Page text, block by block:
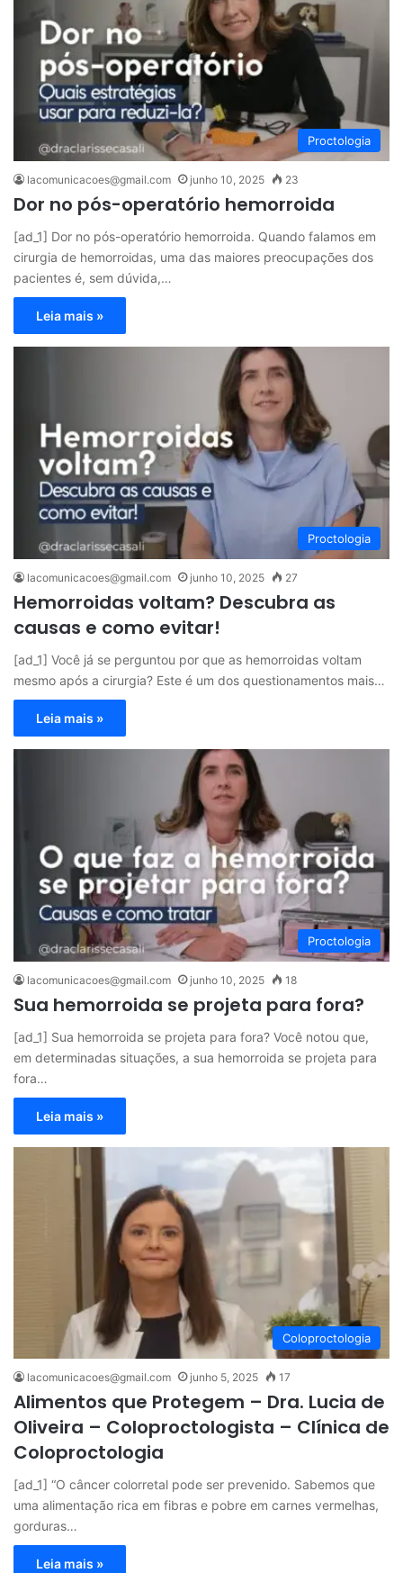
Proctologia
lacomunicacoes@gmail.com junho 10, 2025 23
Dor no pós-operatório hemorroida
[ad_1] Dor no pós-operatório hemorroida. Quando falamos em
cirurgia de hemorroidas, uma das maiores preocupações dos
pacientes é, sem dúvida,…
Leia mais »
Proctologia
lacomunicacoes@gmail.com junho 10, 2025 27
Hemorroidas voltam? Descubra as
causas e como evitar!
[ad_1] Você já se perguntou por que as hemorroidas voltam
mesmo após a cirurgia? Este é um dos questionamentos mais…
Leia mais »
Proctologia
lacomunicacoes@gmail.com junho 10, 2025 18
Sua hemorroida se projeta para fora?
[ad_1] Sua hemorroida se projeta para fora? Você notou que,
em determinadas situações, a sua hemorroida se projeta para
fora…
Leia mais »
Coloproctologia
lacomunicacoes@gmail.com junho 5, 2025 17
Alimentos que Protegem – Dra. Lucia de
Oliveira – Coloproctologista – Clínica de
Coloproctologia
[ad_1] “O câncer colorretal pode ser prevenido. Sabemos que
uma alimentação rica em fibras e pobre em carnes vermelhas,
gorduras…
Leia mais »